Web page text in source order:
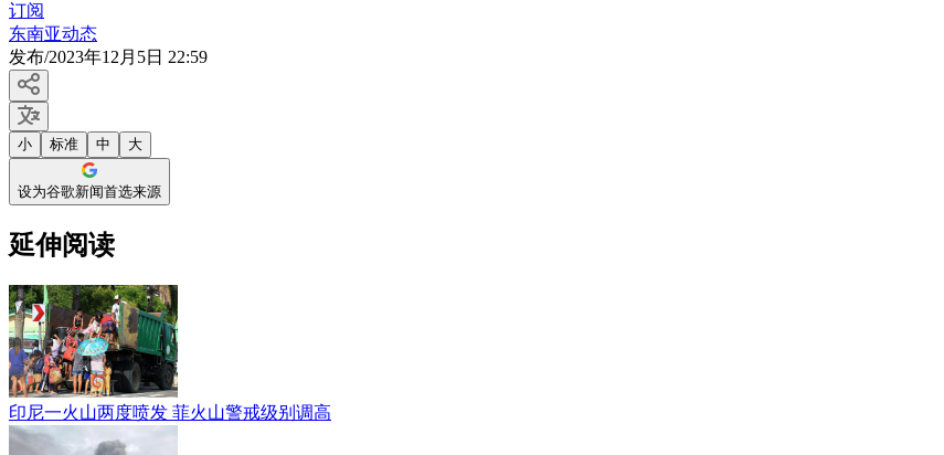
订阅
东南亚动态
发布/2023年12月5日 22:59
小 标准 中 大
设为谷歌新闻首选来源
延伸阅读
印尼一火山两度喷发 菲火山警戒级别调高